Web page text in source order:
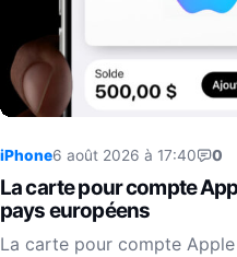
iPhone6 août 2026 à 17:40 0
La carte pour compte
pays européens
La carte pour compte